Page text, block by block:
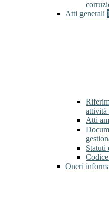
Atti generali
attività
Atti
Statuti
Oneri